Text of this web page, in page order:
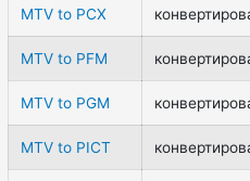
MTV to PCX
MTV to PFM
MTV to PGM
MTV to PICT